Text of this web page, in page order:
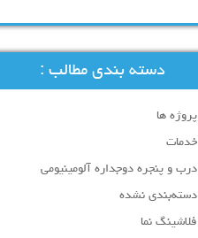
دسته بندی مطالب :
پروژه ها
خدمات
درب و پنجره دوجداره آلومینیومی
دسته‌بندی نشده
فلاشینگ نما